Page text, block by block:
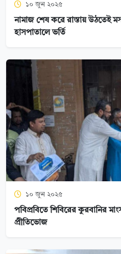
১০ জুন ২০২৫
নামাজ শেষ করে রাস্তায় উঠতেই
হাসপাতালে ভর্তি
১০ জুন ২০২৫
পবিপ্রবিতে শিবিরের কুরবানির
প্রীতিভোজ